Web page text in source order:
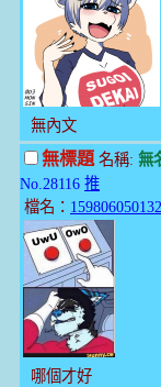
無內文
無標題名稱: 無
No.28116 推
檔名：
哪個才好